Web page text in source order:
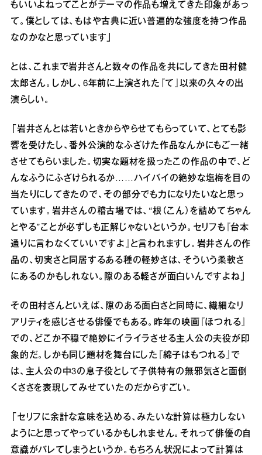
もいいよねってことがテーマの作品も増えてきた印象があっ
て。僕としては、もはや古典に近い普遍的な強度を持つ作品
なのかなと思っています」
とは、これまで岩井さんと数々の作品を共にしてきた田村健
太郎さん。しかし、6年前に上演された『て』以来の久々の出
演らしい。
「岩井さんとは若いときからやらせてもらっていて、とても影
響を受けたし、番外公演的なふざけた作品なんかにもご一緒
させてもらいました。切実な題材を扱ったこの作品の中で、ど
んなふうにふざけられるか……ハイバイの絶妙な塩梅を目の
当たりにしてきたので、その部分でも力になりたいなと思っ
ています。岩井さんの稽古場では、“根（こん）を詰めてちゃん
とやる”ことが必ずしも正解じゃないというか。セリフも『台本
通りに言わなくていいですよ』と言われますし。岩井さんの作
品の、切実さと同居するある種の軽妙さは、そういう柔軟さ
にあるのかもしれない。隙のある軽さが面白いんですよね」
その田村さんといえば、隙のある面白さと同時に、繊細なリ
アリティを感じさせる俳優でもある。昨年の映画『ほつれる』
での、どこか不穏で絶妙にイライラさせる主人公の夫役が印
象的だ。しかも同じ題材を舞台にした『綿子はもつれる』で
は、主人公の中3の息子役として子供特有の無邪気さと面倒
くささを表現してみせていたのだからすごい。
「セリフに余計な意味を込める、みたいな計算は極力しない
ようにと思ってやっているかもしれません。それって俳優の自
意識がバレてしまうというか。もちろん状況によって計算は